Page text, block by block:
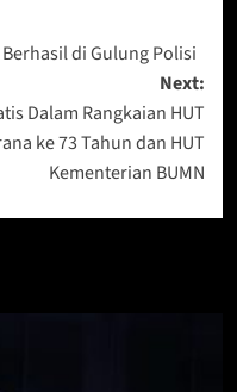
di Gulung Polisi
Next:
Dalam Rangkaian HUT
ke 73 Tahun dan HUT
Kementerian BUMN